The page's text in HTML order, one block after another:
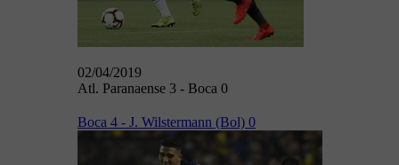
02/04/2019
Atl. Paranaense 3 - Boca 0
Boca 4 - J. Wilstermann (Bol) 0